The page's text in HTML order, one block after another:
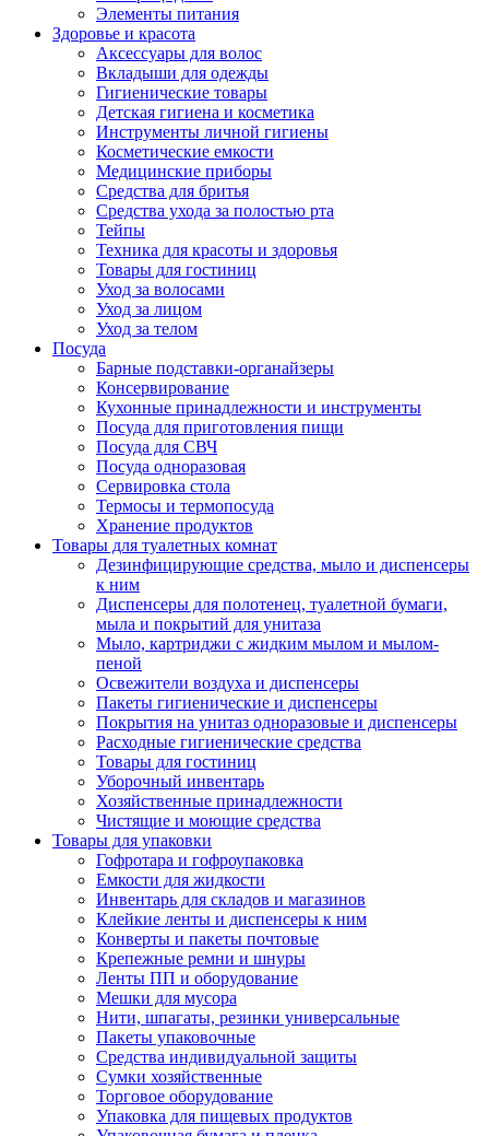
Элементы питания
Здоровье и красота
Аксессуары для волос
Вкладыши для одежды
Гигиенические товары
Детская гигиена и косметика
Инструменты личной гигиены
Косметические емкости
Медицинские приборы
Средства для бритья
Средства ухода за полостью рта
Тейпы
Техника для красоты и здоровья
Товары для гостиниц
Уход за волосами
Уход за лицом
Уход за телом
Посуда
Барные подставки-органайзеры
Консервирование
Кухонные принадлежности и инструменты
Посуда для приготовления пищи
Посуда для СВЧ
Посуда одноразовая
Сервировка стола
Термосы и термопосуда
Хранение продуктов
Товары для туалетных комнат
Дезинфицирующие средства, мыло и диспенсеры
к ним
Диспенсеры для полотенец, туалетной бумаги,
мыла и покрытий для унитаза
Мыло, картриджи с жидким мылом и мылом-
пеной
Освежители воздуха и диспенсеры
Пакеты гигиенические и диспенсеры
Покрытия на унитаз одноразовые и диспенсеры
Расходные гигиенические средства
Товары для гостиниц
Уборочный инвентарь
Хозяйственные принадлежности
Чистящие и моющие средства
Товары для упаковки
Гофротара и гофроупаковка
Емкости для жидкости
Инвентарь для складов и магазинов
Клейкие ленты и диспенсеры к ним
Конверты и пакеты почтовые
Крепежные ремни и шнуры
Ленты ПП и оборудование
Мешки для мусора
Нити, шпагаты, резинки универсальные
Пакеты упаковочные
Средства индивидуальной защиты
Сумки хозяйственные
Торговое оборудование
Упаковка для пищевых продуктов